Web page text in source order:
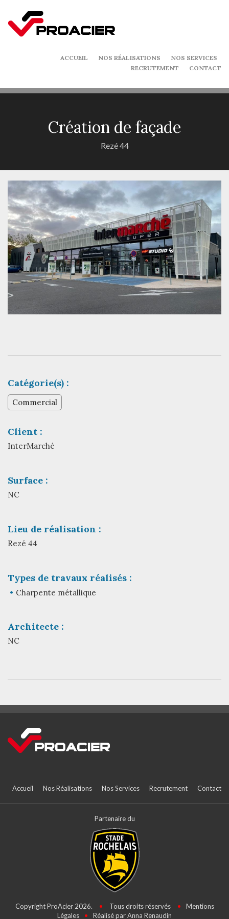
ACCUEIL NOS RÉALISATIONS
NOS SERVICES
RECRUTEMENT
CONTACT
Création de façade
Rezé 44
Catégorie(s) :
Commercial
Client :
InterMarché
Surface :
NC
Lieu de réalisation :
Rezé 44
Types de travaux réalisés :
Charpente métallique
Architecte :
NC
Accueil Nos Réalisations Nos Services Recrutement Contact
Partenaire du
Copyright ProAcier 2026. • Tous droits réservés •
Mentions
Légales
• Réalisé par Anna Renaudin